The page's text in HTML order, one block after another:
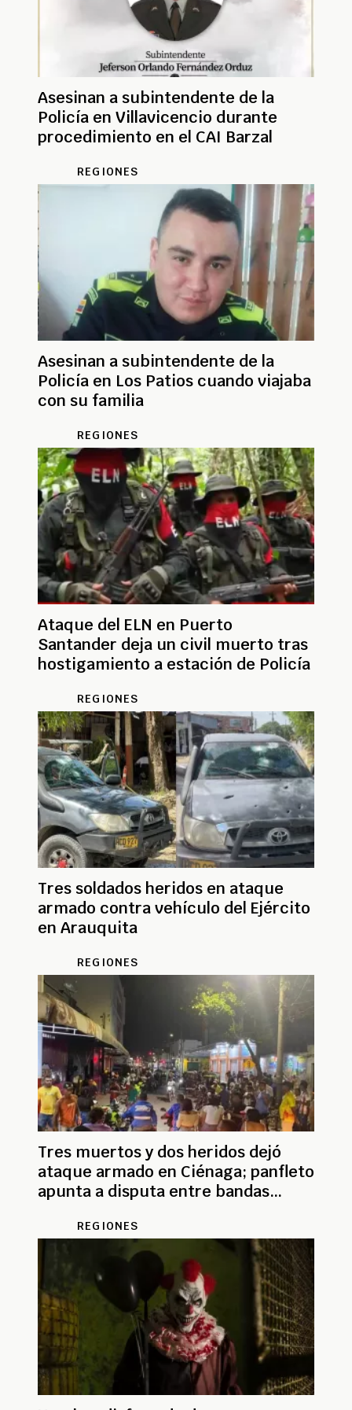
Asesinan a subintendente de la
Policía en Villavicencio durante
procedimiento en el CAI Barzal
REGIONES
Asesinan a subintendente de la
Policía en Los Patios cuando viajaba
con su familia
REGIONES
Ataque del ELN en Puerto
Santander deja un civil muerto tras
hostigamiento a estación de Policía
REGIONES
Tres soldados heridos en ataque
armado contra vehículo del Ejército
en Arauquita
REGIONES
Tres muertos y dos heridos dejó
ataque armado en Ciénaga; panfleto
apunta a disputa entre bandas
REGIONES